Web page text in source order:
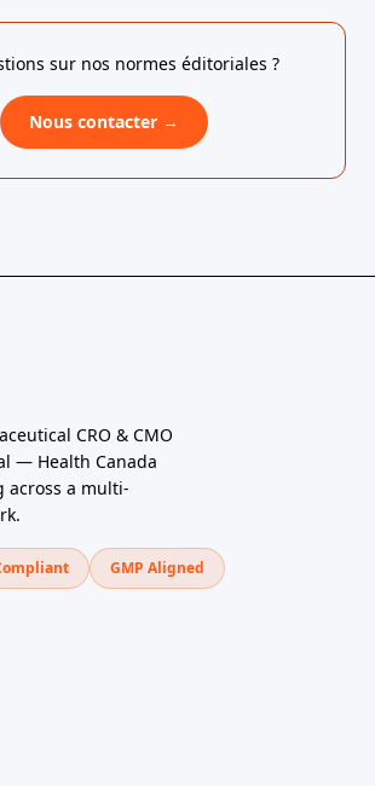
sur nos normes éditoriales ?
Nous contacter →
CRO & CMO
— Health Canada
across a multi-
GMP Aligned